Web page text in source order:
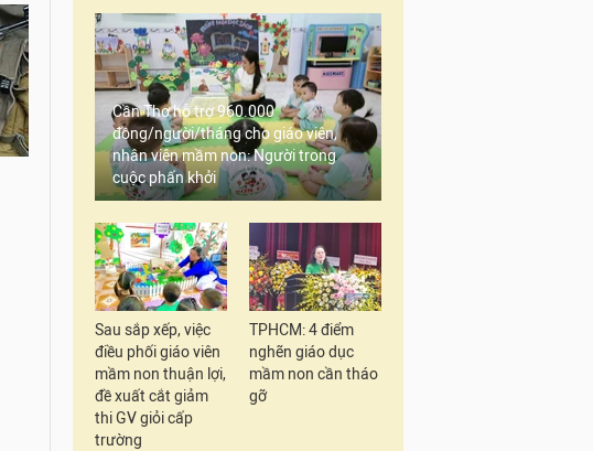
Cần Thơ hỗ trợ 960.000
đồng/người/tháng cho giáo viên,
nhân viên mầm non: Người trong
cuộc phấn khởi
Sau sắp xếp, việc
điều phối giáo viên
mầm non thuận lợi,
đề xuất cắt giảm
thi GV giỏi cấp
trường
TPHCM: 4 điểm
nghẽn giáo dục
mầm non cần tháo
gỡ